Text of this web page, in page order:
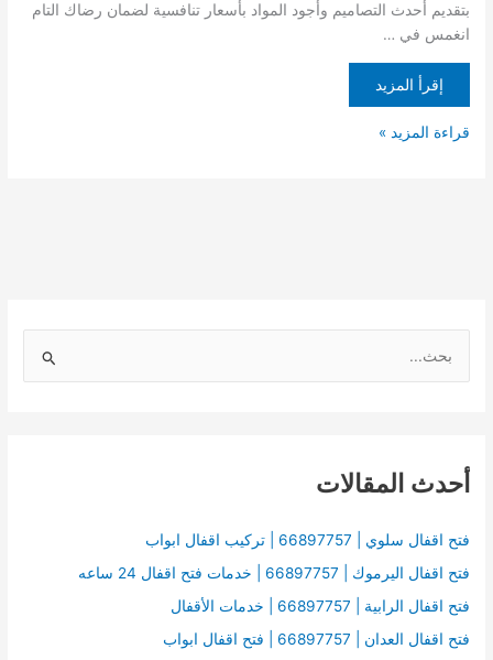
بتقديم أحدث التصاميم وأجود المواد بأسعار تنافسية لضمان رضاك التام
انغمس في …
إقرأ المزيد
قراءة المزيد »
ث
ن
:
أحدث المقالات
فتح اقفال سلوي | 66897757 | تركيب اقفال ابواب
فتح اقفال اليرموك | 66897757 | خدمات فتح اقفال 24 ساعه
فتح اقفال الرابية | 66897757 | خدمات الأقفال
فتح اقفال العدان | 66897757 | فتح اقفال ابواب